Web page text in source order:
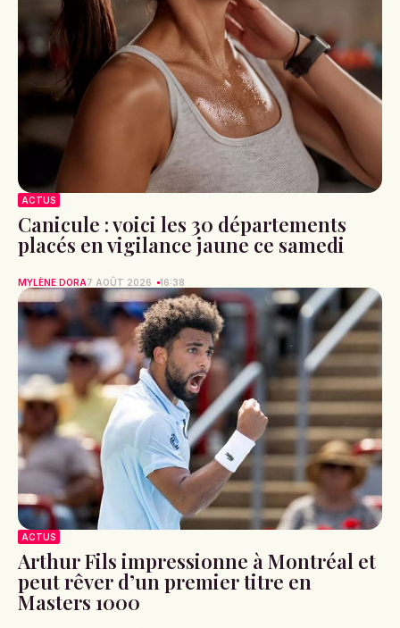
ACTUS
Canicule : voici les 30 départements
placés en vigilance jaune ce samedi
MYLÈNE DORA7 AOÛT 2026 16:38
ACTUS
Arthur Fils impressionne à Montréal et
peut rêver d’un premier titre en
Masters 1000